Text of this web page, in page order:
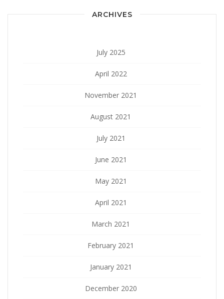
ARCHIVES
July 2025
April 2022
November 2021
August 2021
July 2021
June 2021
May 2021
April 2021
March 2021
February 2021
January 2021
December 2020